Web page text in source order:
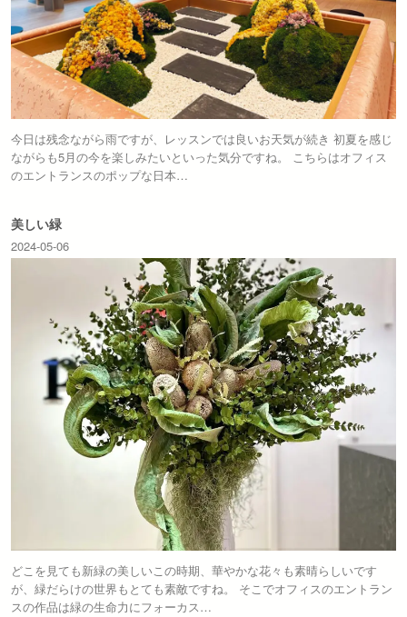
今日は残念ながら雨ですが、レッスンでは良いお天気が続き 初夏を感じ
ながらも5月の今を楽しみたいといった気分ですね。 こちらはオフィス
のエントランスのポップな日本…
美しい緑
2024-05-06
どこを見ても新緑の美しいこの時期、華やかな花々も素晴らしいです
が、緑だらけの世界もとても素敵ですね。 そこでオフィスのエントラン
スの作品は緑の生命力にフォーカス…